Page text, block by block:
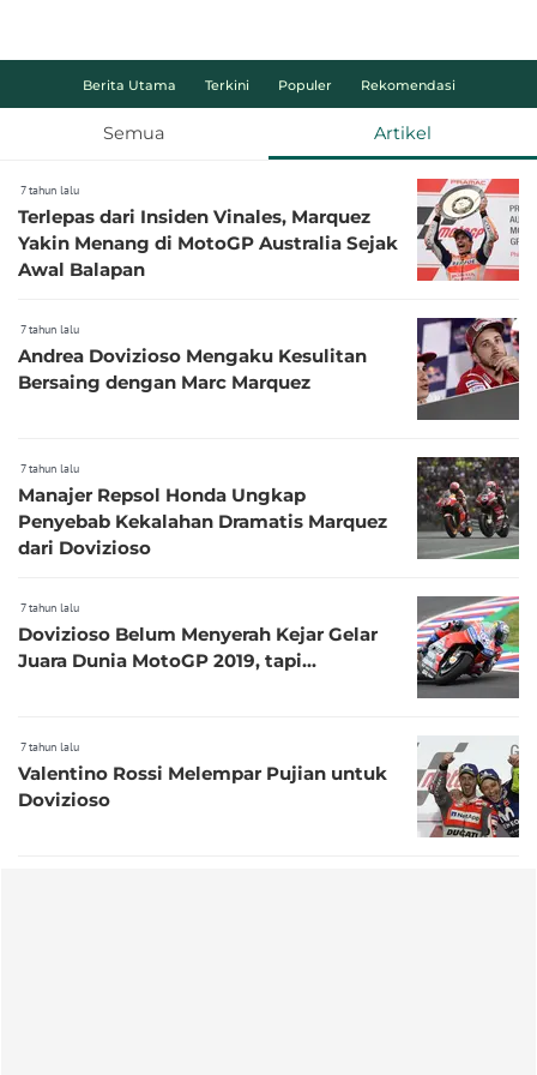
Berita Utama Terkini Populer Rekomendasi
Semua Artikel
7 tahun lalu
Terlepas dari Insiden Vinales, Marquez
Yakin Menang di MotoGP Australia Sejak
Awal Balapan
7 tahun lalu
Andrea Dovizioso Mengaku Kesulitan
Bersaing dengan Marc Marquez
7 tahun lalu
Manajer Repsol Honda Ungkap
Penyebab Kekalahan Dramatis Marquez
dari Dovizioso
7 tahun lalu
Dovizioso Belum Menyerah Kejar Gelar
Juara Dunia MotoGP 2019, tapi...
7 tahun lalu
Valentino Rossi Melempar Pujian untuk
Dovizioso